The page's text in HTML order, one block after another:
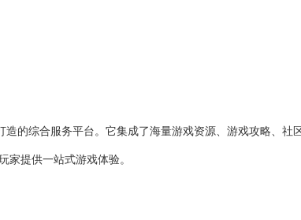
造的综合服务平台。它集成了海量游戏资源、游戏攻略、社
家提供一站式游戏体验。